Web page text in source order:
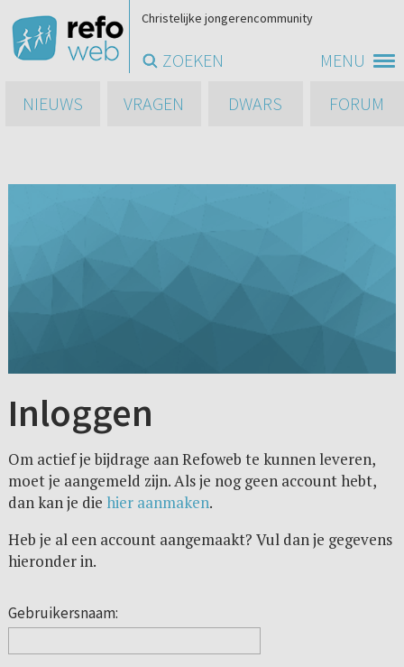
MENU
Christelijke jongerencommunity
ZOEKEN
NIEUWS
VRAGEN DWARS FORUM
Inloggen
Om actief je bijdrage aan Refoweb te kunnen leveren,
moet je aangemeld zijn. Als je nog geen account hebt,
dan kan je die hier aanmaken.
Heb je al een account aangemaakt? Vul dan je gegevens
hieronder in.
Gebruikersnaam: